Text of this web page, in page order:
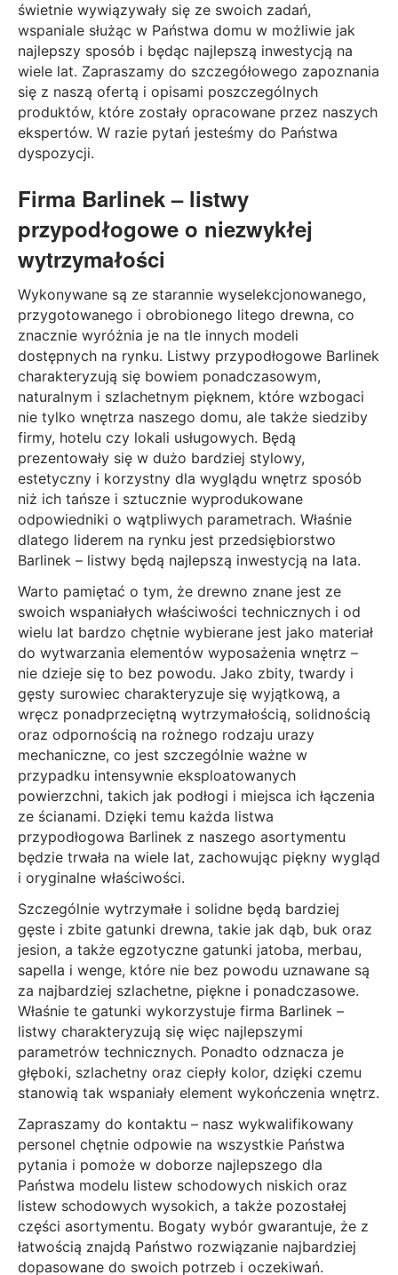
świetnie wywiązywały się ze swoich zadań,
wspaniale służąc w Państwa domu w możliwie jak
najlepszy sposób i będąc najlepszą inwestycją na
wiele lat. Zapraszamy do szczegółowego zapoznania
się z naszą ofertą i opisami poszczególnych
produktów, które zostały opracowane przez naszych
ekspertów. W razie pytań jesteśmy do Państwa
dyspozycji.
Firma Barlinek – listwy
przypodłogowe o niezwykłej
wytrzymałości
Wykonywane są ze starannie wyselekcjonowanego,
przygotowanego i obrobionego litego drewna, co
znacznie wyróżnia je na tle innych modeli
dostępnych na rynku. Listwy przypodłogowe Barlinek
charakteryzują się bowiem ponadczasowym,
naturalnym i szlachetnym pięknem, które wzbogaci
nie tylko wnętrza naszego domu, ale także siedziby
firmy, hotelu czy lokali usługowych. Będą
prezentowały się w dużo bardziej stylowy,
estetyczny i korzystny dla wyglądu wnętrz sposób
niż ich tańsze i sztucznie wyprodukowane
odpowiedniki o wątpliwych parametrach. Właśnie
dlatego liderem na rynku jest przedsiębiorstwo
Barlinek – listwy będą najlepszą inwestycją na lata.
Warto pamiętać o tym, że drewno znane jest ze
swoich wspaniałych właściwości technicznych i od
wielu lat bardzo chętnie wybierane jest jako materiał
do wytwarzania elementów wyposażenia wnętrz –
nie dzieje się to bez powodu. Jako zbity, twardy i
gęsty surowiec charakteryzuje się wyjątkową, a
wręcz ponadprzeciętną wytrzymałością, solidnością
oraz odpornością na rożnego rodzaju urazy
mechaniczne, co jest szczególnie ważne w
przypadku intensywnie eksploatowanych
powierzchni, takich jak podłogi i miejsca ich łączenia
ze ścianami. Dzięki temu każda listwa
przypodłogowa Barlinek z naszego asortymentu
będzie trwała na wiele lat, zachowując piękny wygląd
i oryginalne właściwości.
Szczególnie wytrzymałe i solidne będą bardziej
gęste i zbite gatunki drewna, takie jak dąb, buk oraz
jesion, a także egzotyczne gatunki jatoba, merbau,
sapella i wenge, które nie bez powodu uznawane są
za najbardziej szlachetne, piękne i ponadczasowe.
Właśnie te gatunki wykorzystuje firma Barlinek –
listwy charakteryzują się więc najlepszymi
parametrów technicznych. Ponadto odznacza je
głęboki, szlachetny oraz ciepły kolor, dzięki czemu
stanowią tak wspaniały element wykończenia wnętrz.
Zapraszamy do kontaktu – nasz wykwalifikowany
personel chętnie odpowie na wszystkie Państwa
pytania i pomoże w doborze najlepszego dla
Państwa modelu listew schodowych niskich oraz
listew schodowych wysokich, a także pozostałej
części asortymentu. Bogaty wybór gwarantuje, że z
łatwością znajdą Państwo rozwiązanie najbardziej
dopasowane do swoich potrzeb i oczekiwań.